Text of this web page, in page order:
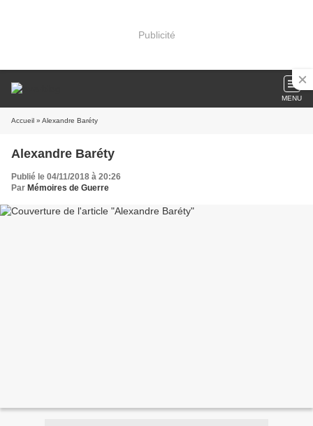
Publicité
MENU
Accueil » Alexandre Baréty
Alexandre Baréty
Publié le 04/11/2018 à 20:26
Par Mémoires de Guerre